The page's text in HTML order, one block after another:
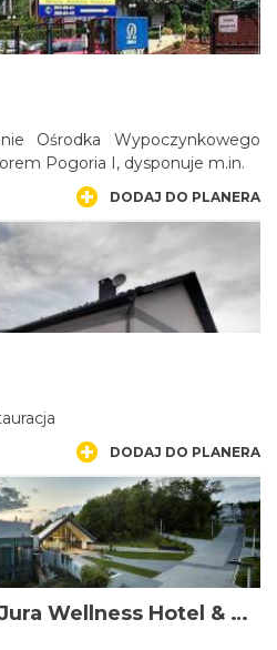
Ośrodka Wypoczynkowego
Pogoria I, dysponuje m.in.
DODAJ DO PLANERA
DODAJ DO PLANERA
Poziom 511 Jura Wellness Hotel & Spa ****